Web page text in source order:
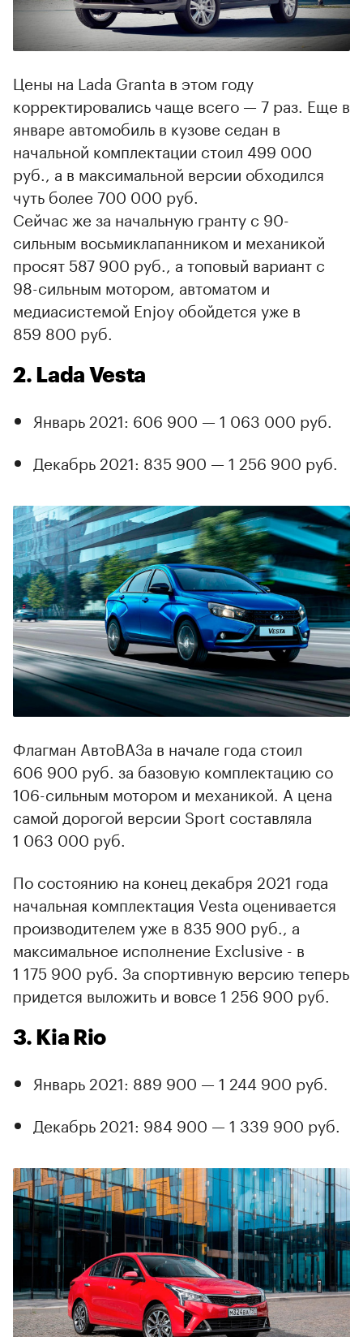
Цены на Lada Granta в этом году
корректировались чаще всего — 7 раз. Еще в
январе автомобиль в кузове седан в
начальной комплектации стоил 499 000
руб., а в максимальной версии обходился
чуть более 700 000 руб.
Сейчас же за начальную гранту с 90-
сильным восьмиклапанником и механикой
просят 587 900 руб., а топовый вариант с
98-сильным мотором, автоматом и
медиасистемой Enjoy обойдется уже в
859 800 руб.
2. Lada Vesta
Январь 2021: 606 900 — 1 063 000 руб.
Декабрь 2021: 835 900 — 1 256 900 руб.
Флагман АвтоВАЗа в начале года стоил
606 900 руб. за базовую комплектацию со
106-сильным мотором и механикой. А цена
самой дорогой версии Sport составляла
1 063 000 руб.
По состоянию на конец декабря 2021 года
начальная комплектация Vesta оценивается
производителем уже в 835 900 руб., а
максимальное исполнение Exclusive - в
1 175 900 руб. За спортивную версию теперь
придется выложить и вовсе 1 256 900 руб.
3. Kia Rio
Январь 2021: 889 900 — 1 244 900 руб.
Декабрь 2021: 984 900 — 1 339 900 руб.